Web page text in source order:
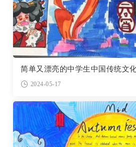
简单又漂亮的中学生中国传统文
2024-05-17